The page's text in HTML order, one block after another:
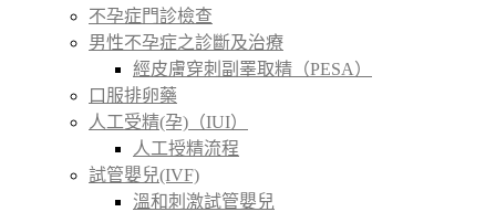
不孕症門診檢查
男性不孕症之診斷及治療
經皮膚穿刺副睪取精（PESA）
口服排卵藥
人工受精(孕)（IUI）
人工授精流程
試管嬰兒(IVF)
溫和刺激試管嬰兒